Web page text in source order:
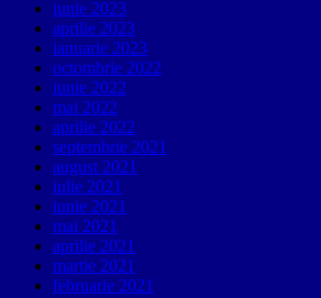
iunie 2023
aprilie 2023
ianuarie 2023
octombrie 2022
iunie 2022
mai 2022
aprilie 2022
septembrie 2021
august 2021
iulie 2021
iunie 2021
mai 2021
aprilie 2021
martie 2021
februarie 2021